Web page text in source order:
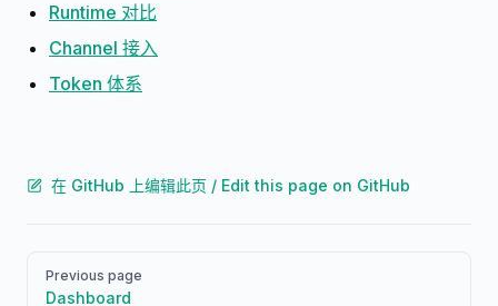
Runtime 对比
Channel 接入
Token 体系
在 GitHub 上编辑此页 / Edit this page on GitHub
Pager
Previous page
Dashboard